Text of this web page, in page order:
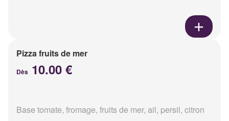
Pizza fruits de mer
Dès 10.00 €
Base tomate, fromage, fruits de mer, ail, persil, citron